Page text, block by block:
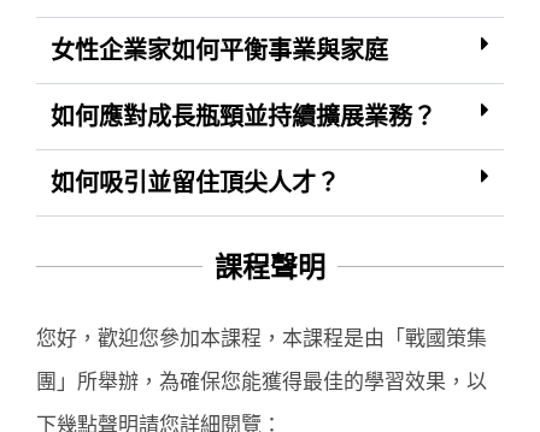
女性企業家如何平衡事業與家庭
如何應對成長瓶頸並持續擴展業務？
如何吸引並留住頂尖人才？
課程聲明
您好，歡迎您參加本課程，本課程是由「戰國策集
團」所舉辦，為確保您能獲得最佳的學習效果，以
下幾點聲明請您詳細閱覽：